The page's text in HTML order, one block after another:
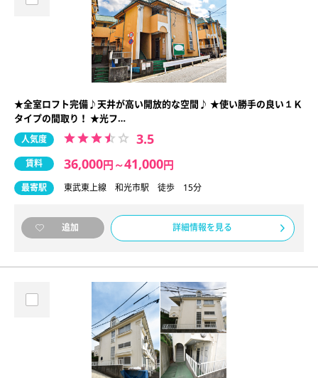
★全室ロフト完備♪天井が高い開放的な空間♪ ★使い勝手の良い１Ｋ
タイプの間取り！ ★光フ…
人気度 3.5
賃料 36,000円 ～41,000円
最寄駅 東武東上線 和光市駅 徒歩 15分
追加 詳細情報を見る